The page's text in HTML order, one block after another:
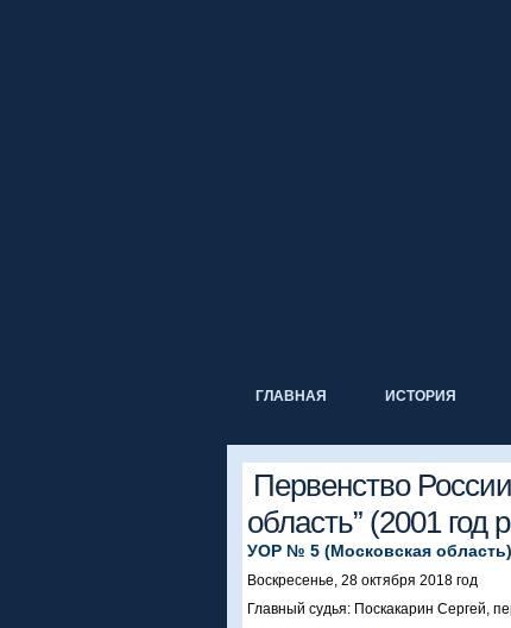
ГЛАВНАЯ ИСТОРИЯ
Первенство
область” (2001 год
УОР № 5 (Московская
Воскресенье, 28 октября 2018 год
Главный судья: Поскакарин Сергей,